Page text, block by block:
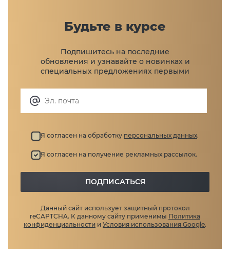
Будьте в курсе
Подпишитесь на последние
обновления и узнавайте о новинках и
специальных предложениях первыми
Я согласен на обработку персональных данных.
Я согласен на получение рекламных рассылок.
ПОДПИСАТЬСЯ
Данный сайт использует защитный протокол
reCAPTCHA. К данному сайту применимы Политика
конфиденциальности и Условия использования Google.